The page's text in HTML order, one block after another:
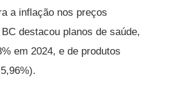
a inflação nos preços
destacou planos de saúde,
em 2024, e de produtos